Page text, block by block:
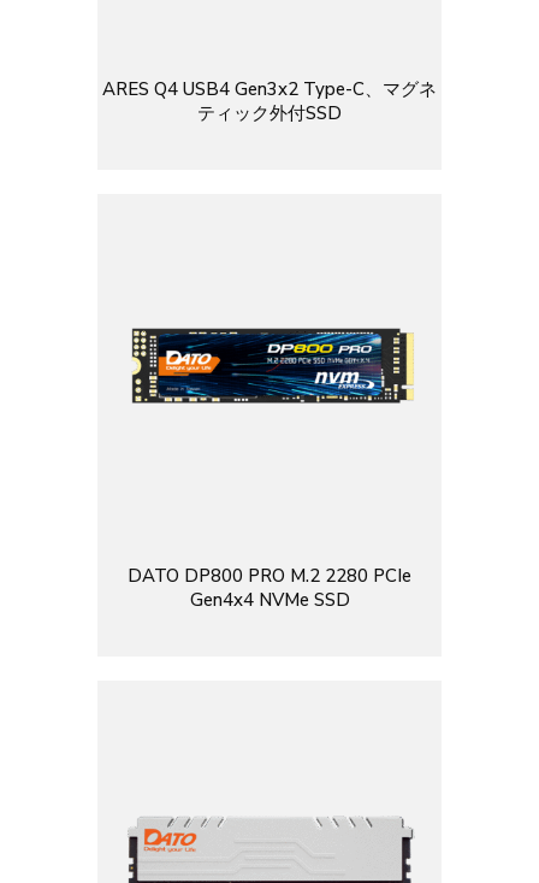
ARES Q4 USB4 Gen3x2 Type-C、マグネ
ティック外付SSD
DATO DP800 PRO M.2 2280 PCIe
Gen4x4 NVMe SSD